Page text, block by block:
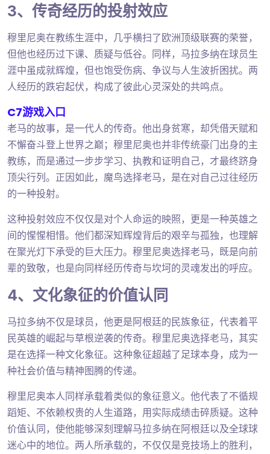
3、传奇经历的投射效应
穆里尼奥在教练生涯中，几乎横扫了欧洲顶级联赛的荣誉，
但他也经历过下课、质疑与低谷。同样，马拉多纳在球员生
涯中虽成就辉煌，但也饱受伤病、争议与人生波折困扰。两
人经历的跌宕起伏，构成了彼此心灵深处的共鸣点。
C7游戏入口
老马的故事，是一代人的传奇。他出身贫寒，却凭借天赋和
不懈奋斗登上世界之巅；穆里尼奥也并非传统豪门出身的主
教练，而是通过一步步学习、执教和证明自己，才最终跻身
顶尖行列。正因如此，魔鸟选择老马，是在对自己过往经历
的一种投射。
这种投射效应不仅仅是对个人命运的映照，更是一种英雄之
间的惺惺相惜。他们都深知辉煌背后的艰辛与孤独，也理解
在聚光灯下承受的巨大压力。穆里尼奥选择老马，既是向前
辈的致敬，也是向同样经历传奇与坎坷的灵魂发出的呼应。
4、文化象征的价值认同
马拉多纳不仅是球员，他更是阿根廷的民族象征，代表着平
民英雄的崛起与草根逆袭的传奇。穆里尼奥选择老马，其实
是在选择一种文化象征。这种象征超越了足球本身，成为一
种社会价值与精神图腾的传递。
穆里尼奥本人同样承载着类似的象征意义。他代表了不循规
蹈矩、不依赖权贵的人生道路，用实际成绩击碎质疑。这种
价值认同，使他能够深刻理解马拉多纳在阿根廷以及全球球
迷心中的地位。两人所承载的，不仅仅是竞技场上的胜利，